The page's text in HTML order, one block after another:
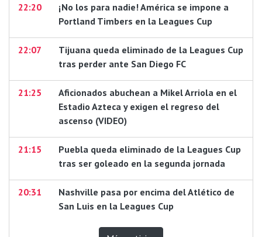
22:20
¡No los para nadie! América se impone a
Portland Timbers en la Leagues Cup
22:07
Tijuana queda eliminado de la Leagues Cup
tras perder ante San Diego FC
21:25
Aficionados abuchean a Mikel Arriola en el
Estadio Azteca y exigen el regreso del
ascenso (VIDEO)
21:15
Puebla queda eliminado de la Leagues Cup
tras ser goleado en la segunda jornada
20:31
Nashville pasa por encima del Atlético de
San Luis en la Leagues Cup